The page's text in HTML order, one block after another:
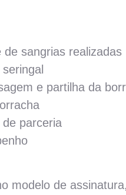
sangrias realizadas
e partilha da
parceria
modelo de